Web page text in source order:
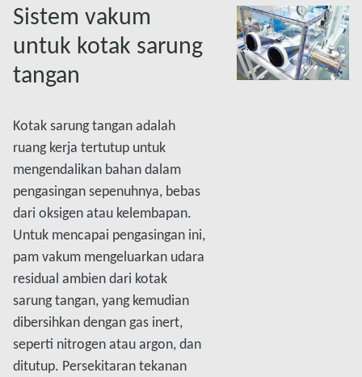
Sistem vakum
untuk kotak sarung
tangan
Kotak sarung tangan adalah
ruang kerja tertutup untuk
mengendalikan bahan dalam
pengasingan sepenuhnya, bebas
dari oksigen atau kelembapan.
Untuk mencapai pengasingan ini,
pam vakum mengeluarkan udara
residual ambien dari kotak
sarung tangan, yang kemudian
dibersihkan dengan gas inert,
seperti nitrogen atau argon, dan
ditutup. Persekitaran tekanan